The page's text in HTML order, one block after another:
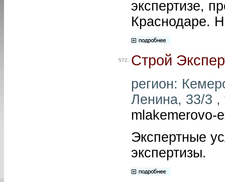
экспертизе,
Краснодаре.
572. Строй
регион:
Ленина, 33/3 ,
mlakemerovo-
Экспертные
экспертизы.